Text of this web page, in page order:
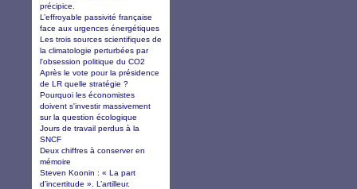
précipice.
L’effroyable passivité française
face aux urgences énergétiques
Les trois sources scientifiques de
la climatologie perturbées par
l'obsession politique du CO2
Après le vote pour la présidence
de LR quelle stratégie ?
Pourquoi les économistes
doivent s'investir massivement
sur la question écologique
Jours de travail perdus à la
SNCF
Deux chiffres à conserver en
mémoire
Steven Koonin : « La part
d’incertitude ». L’artilleur.